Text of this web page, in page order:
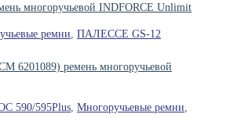
многоручьевой INDFORCE Unlimit
ремни ПАЛЕССЕ GS-12
6201089) ремень многоручьевой
590/595Plus Многоручьевые ремни